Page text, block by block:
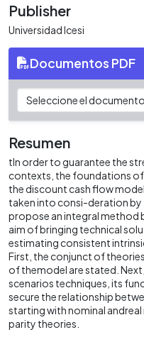
Publisher
Universidad Icesi
Documentos PDF
Resumen
tIn order to guarantee the
contexts, the foundations
the discount cash flow
taken into consi-deration by
propose an integral method
aim of bringing technical
estimating consistent
First, the conjunct of
of themodel are stated.
scenarios techniques, its
secure the relationship
starting with nominal
parity theories.